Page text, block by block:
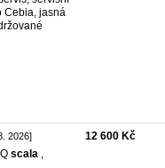
Cebia, jasná
2026]
scala ,
12 600 Kč